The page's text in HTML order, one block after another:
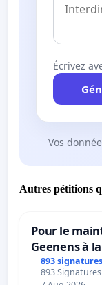
Écrivez
Vos
Autres pétitions
Pour le
Geenens à
893 signatures
893